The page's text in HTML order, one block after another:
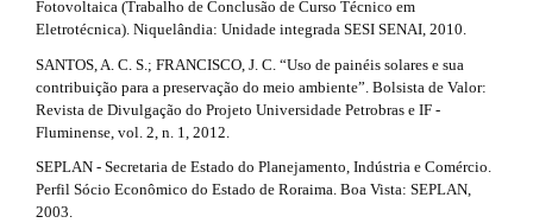
Fotovoltaica (Trabalho de Conclusão de Curso Técnico em
Eletrotécnica). Niquelândia: Unidade integrada SESI SENAI, 2010.
SANTOS, A. C. S.; FRANCISCO, J. C. “Uso de painéis solares e sua
contribuição para a preservação do meio ambiente”. Bolsista de Valor:
Revista de Divulgação do Projeto Universidade Petrobras e IF -
Fluminense, vol. 2, n. 1, 2012.
SEPLAN - Secretaria de Estado do Planejamento, Indústria e Comércio.
Perfil Sócio Econômico do Estado de Roraima. Boa Vista: SEPLAN,
2003.